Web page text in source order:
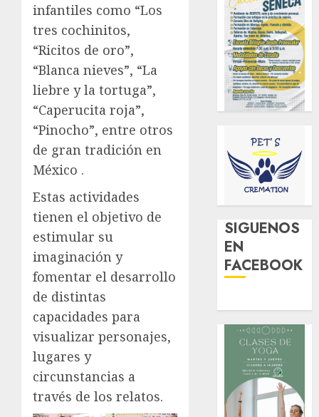
infantiles como “Los
tres cochinitos,
“Ricitos de oro”,
“Blanca nieves”, “La
liebre y la tortuga”,
“Caperucita roja”,
“Pinocho”, entre otros
de gran tradición en
México .
Estas actividades
tienen el objetivo de
estimular su
imaginación y
fomentar el desarrollo
de distintas
capacidades para
visualizar personajes,
lugares y
circunstancias a
través de los relatos.
SIGUENOS
EN
FACEBOOK